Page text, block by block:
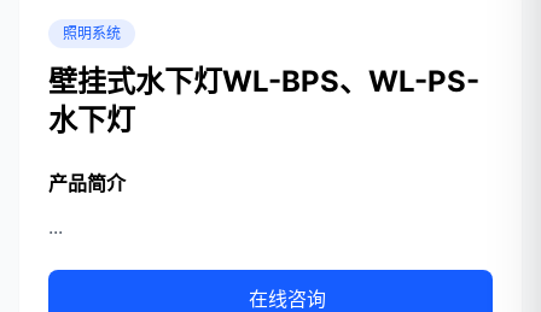
照明系统
壁挂式水下灯WL-BPS、WL-PS-
水下灯
产品简介
...
在线咨询